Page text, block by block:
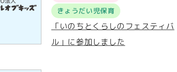
きょうだい児保育
「いのちとくらしのフェスティバ
ル」に参加しました